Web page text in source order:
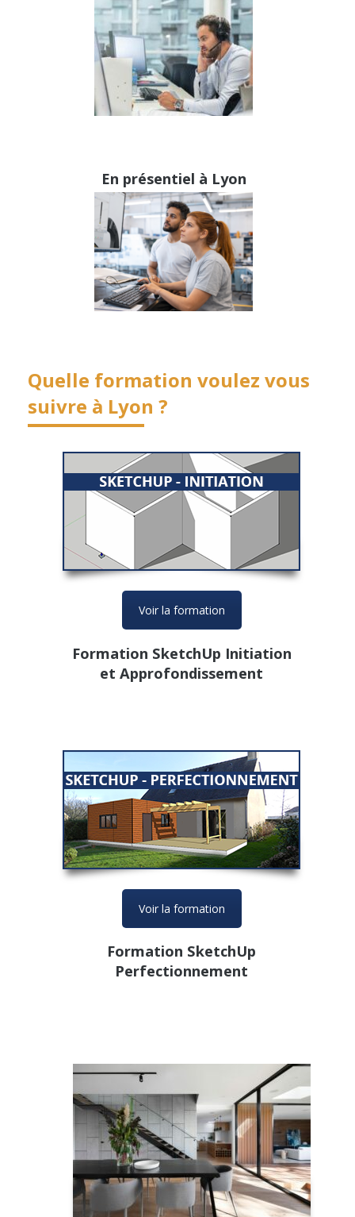
En présentiel à Lyon
Quelle formation voulez vous
suivre à Lyon ?
Voir la formation
Formation SketchUp Initiation
et Approfondissement
Voir la formation
Formation SketchUp
Perfectionnement